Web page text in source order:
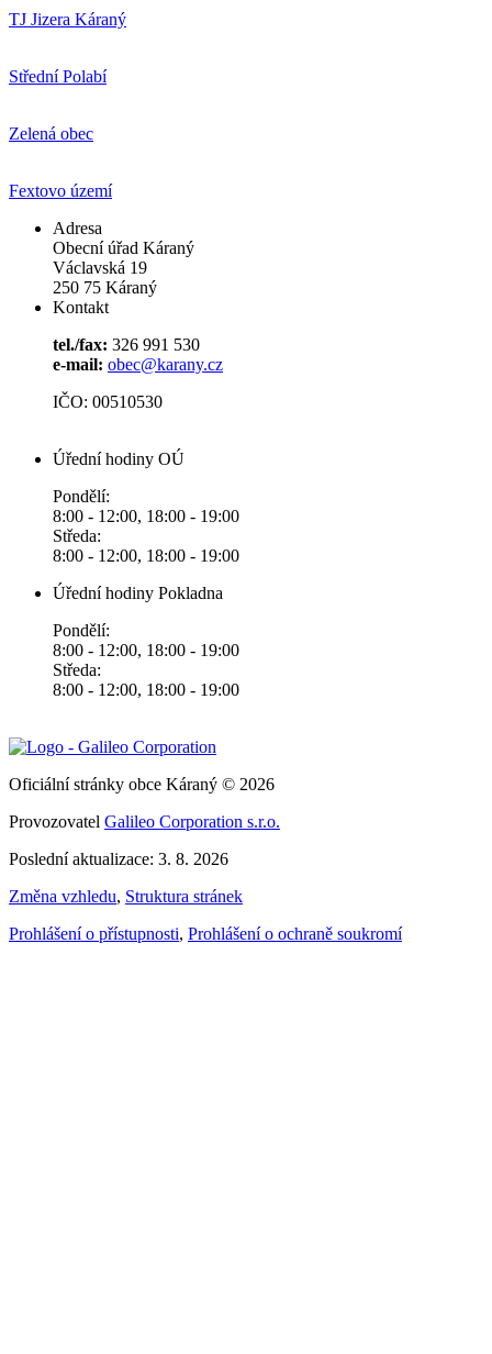
TJ Jizera Káraný
Střední Polabí
Zelená obec
Fextovo území
Adresa
Obecní úřad Káraný
Václavská 19
250 75 Káraný
Kontakt
tel./fax: 326 991 530
e-mail: obec@karany.cz
IČO: 00510530
Úřední hodiny OÚ
Pondělí:
8:00 - 12:00, 18:00 - 19:00
Středa:
8:00 - 12:00, 18:00 - 19:00
Úřední hodiny Pokladna
Pondělí:
8:00 - 12:00, 18:00 - 19:00
Středa:
8:00 - 12:00, 18:00 - 19:00
Oficiální stránky obce Káraný © 2026
Provozovatel Galileo Corporation s.r.o.
Poslední aktualizace: 3. 8. 2026
Změna vzhledu, Struktura stránek
Prohlášení o přístupnosti, Prohlášení o ochraně soukromí